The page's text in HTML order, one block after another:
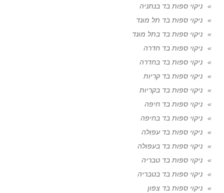
ניקוי ספות בד בנתניה
ניקוי ספות בד תל מונד
ניקוי ספות בד בתל מונד
ניקוי ספות בד חדרה
ניקוי ספות בד בחדרה
ניקוי ספות בד קריות
ניקוי ספות בד בקריות
ניקוי ספות בד חיפה
ניקוי ספות בד בחיפה
ניקוי ספות בד עפולה
ניקוי ספות בד בעפולה
ניקוי ספות בד טבריה
ניקוי ספות בד בטבריה
ניקוי ספות בד צפון